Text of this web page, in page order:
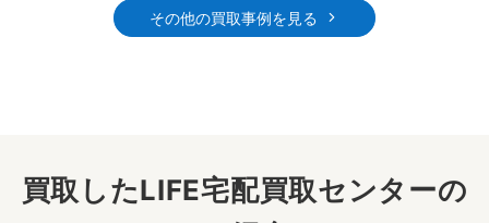
その他の買取事例を見る
買取したLIFE宅配買取センターの